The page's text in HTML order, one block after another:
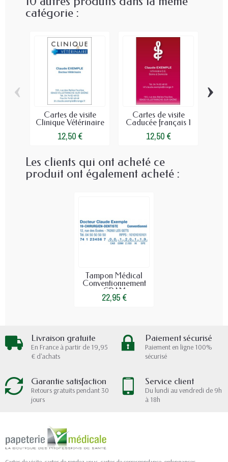
catégorie :
Cartes de visite
Clinique Vétérinaire
12,50 €
Cartes de visite
Caducée français 1
12,50 €
‹ ›
Les clients qui ont acheté ce
produit ont également acheté :
Tampon Médical
Conventionnement
CPAM
22,95 €
Livraison gratuite
En France à partir de 19,95
€ d'achats
Paiement sécurisé
Paiement en ligne 100%
sécurisé
Garantie satisfaction
Retours gratuits pendant 30
jours
Service client
Du lundi au vendredi de 9h
à 18h